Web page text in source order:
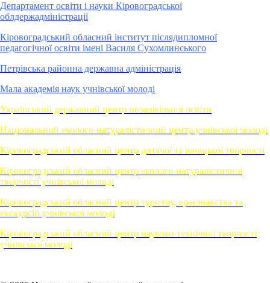
Департамент освіти і науки Кіровоградської
облдержадміністрації
Кіровоградський обласний інститут післядипломної
педагогічної освіти імені Василя Сухомлинського
Петрівська районна державна адміністрація
Мала академія наук учнівської молоді
Український державний центр позашкільної освіти
Національний еколого-натуралістичний центр учнівської молоді
Кіровоградський обласний центр дитячої та юнацької творчості
Кіровоградський обласний центр еколого-натуралістичної
творчості учнівської молоді
Кіровоградський обласний центр туризму, краєзнавства та
екскурсій учнівської молоді
Кіровоградський обласний центр науково-технічної творчості
учнівської молоді